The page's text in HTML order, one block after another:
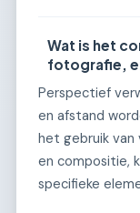
Wat is het
fotografie,
Perspectief
en afstand
het gebruik van
en compositie,
specifieke